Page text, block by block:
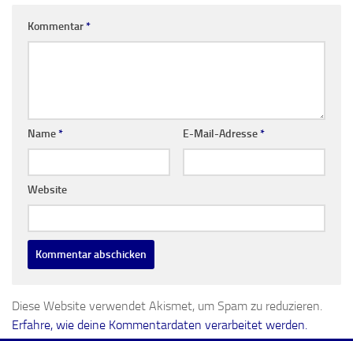
Kommentar*
Name* E-Mail-Adresse*
Website
Diese Website verwendet Akismet, um Spam zu reduzieren.
Erfahre, wie deine Kommentardaten verarbeitet werden.